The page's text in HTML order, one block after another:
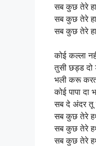
सब कुछ तेरे
सब कुछ तेरे
सब कुछ तेरे
कोई कल्ला
तुसी छड्ड दो
भली करू
कोई पापा दा
सब दे अंदर तू
सब कुछ तेरे
सब कुछ तेरे
सब कुछ तेरे